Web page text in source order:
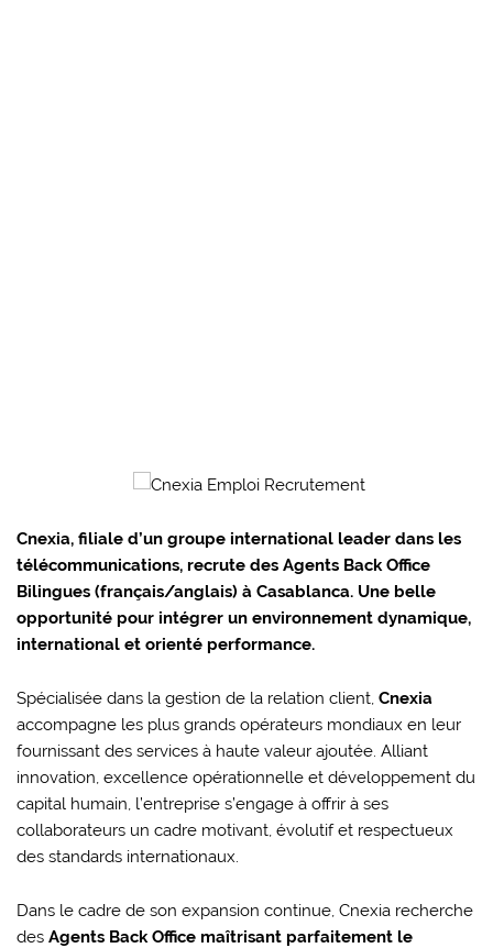
Cnexia, filiale d’un groupe international leader dans les
télécommunications, recrute des Agents Back Office
Bilingues (français/anglais) à Casablanca. Une belle
opportunité pour intégrer un environnement dynamique,
international et orienté performance.
Spécialisée dans la gestion de la relation client, Cnexia
accompagne les plus grands opérateurs mondiaux en leur
fournissant des services à haute valeur ajoutée. Alliant
innovation, excellence opérationnelle et développement du
capital humain, l’entreprise s’engage à offrir à ses
collaborateurs un cadre motivant, évolutif et respectueux
des standards internationaux.
Dans le cadre de son expansion continue, Cnexia recherche
des Agents Back Office maîtrisant parfaitement le